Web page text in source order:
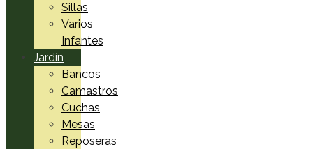
Sillas
Varios
Infantes
Jardín
Bancos
Camastros
Cuchas
Mesas
Reposeras